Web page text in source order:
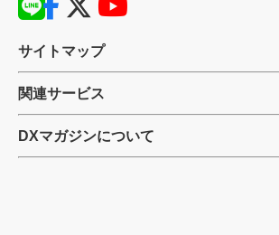
サイトマップ
関連サービス
DXマガジンについて